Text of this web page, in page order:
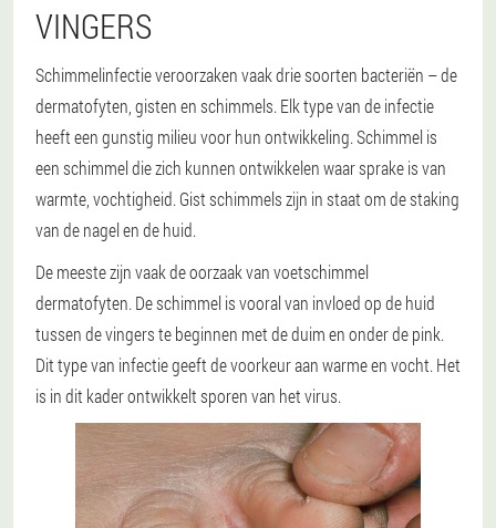
VINGERS
Schimmelinfectie veroorzaken vaak drie soorten bacteriën – de
dermatofyten, gisten en schimmels. Elk type van de infectie
heeft een gunstig milieu voor hun ontwikkeling. Schimmel is
een schimmel die zich kunnen ontwikkelen waar sprake is van
warmte, vochtigheid. Gist schimmels zijn in staat om de staking
van de nagel en de huid.
De meeste zijn vaak de oorzaak van voetschimmel
dermatofyten. De schimmel is vooral van invloed op de huid
tussen de vingers te beginnen met de duim en onder de pink.
Dit type van infectie geeft de voorkeur aan warme en vocht. Het
is in dit kader ontwikkelt sporen van het virus.